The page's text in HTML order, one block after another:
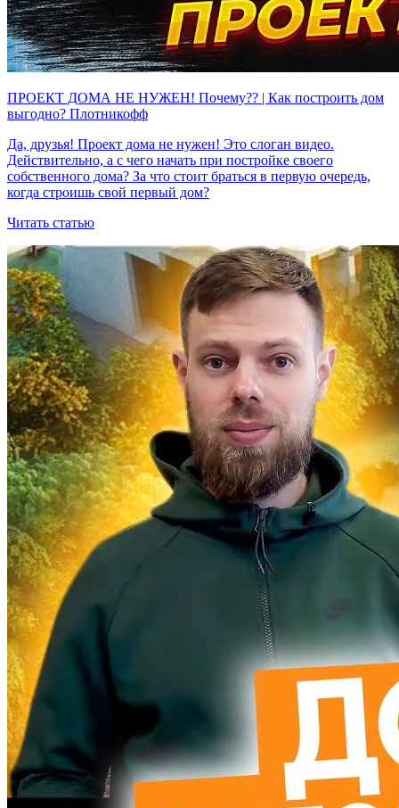
ПРОЕКТ ДОМА НЕ НУЖЕН! Почему?? | Как построить дом
выгодно? Плотникофф
Да, друзья! Проект дома не нужен! Это слоган видео.
Действительно, а с чего начать при постройке своего
собственного дома? За что стоит браться в первую очередь,
когда строишь свой первый дом?
Читать статью